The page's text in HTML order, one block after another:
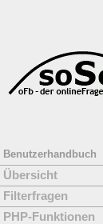
Benutzerhandbuch
Übersicht
Filterfragen
PHP-Funktionen